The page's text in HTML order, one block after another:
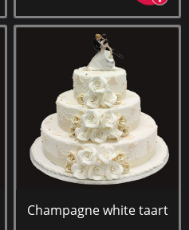
Champagne white taart